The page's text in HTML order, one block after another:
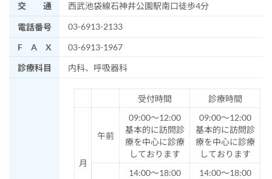
交 通 西武池袋線石神井公園駅南口徒歩4分
電話番号
03-6913-2133
F A X
03-6913-1967
診療科目
内科、呼吸器科
受付時間 診療時間
月
午前
09:00～12:00
基本的に訪問診
療を中心に診療
しております
09:00～12:00
基本的に訪問診
療を中心に診療
しております
14:00～18:00
14:00～18:00